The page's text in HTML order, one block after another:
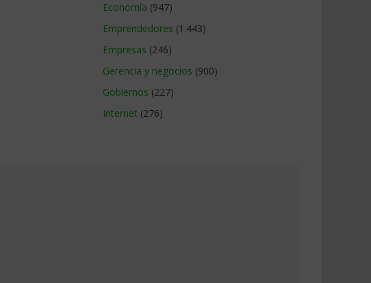
Economía (947)
Emprendedores (1.443)
Empresas (246)
Gerencia y negocios (900)
Gobiernos (227)
Internet (276)